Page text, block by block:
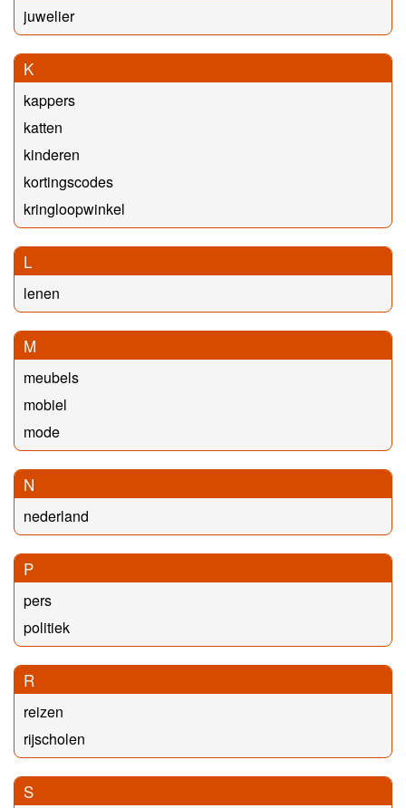
juwelier
K
kappers
katten
kinderen
kortingscodes
kringloopwinkel
L
lenen
M
meubels
mobiel
mode
N
nederland
P
pers
politiek
R
reizen
rijscholen
S